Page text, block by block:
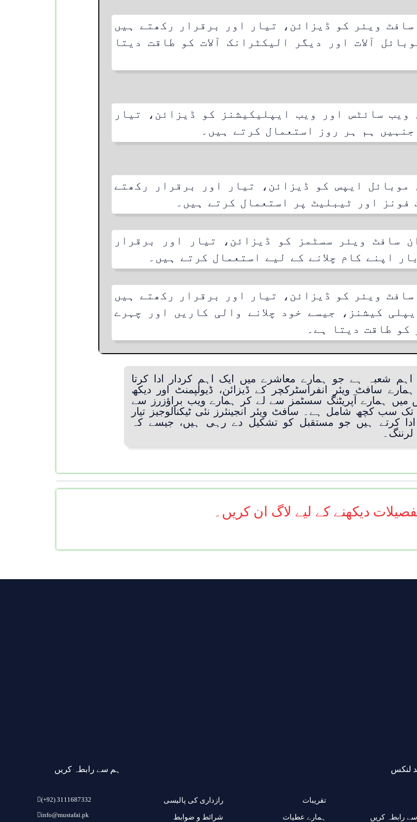
ویئر کو ڈیزائن، تیار اور برقرار رکھتے ہیں
آلات اور دیگر الیکٹرانک آلات کو طاقت دیتا
سائٹس اور ویب ایپلیکیشنز کو ڈیزائن، تیار
ہم ہر روز استعمال کرتے ہیں۔
موبائل ایپس کو ڈیزائن، تیار اور برقرار رکھتے
فونز اور ٹیبلیٹ پر استعمال کرتے ہیں۔
سافٹ ویئر سسٹمز کو ڈیزائن، تیار اور برقرار
اپنے کام چلانے کے لیے استعمال کرتے ہیں۔
ویئر کو ڈیزائن، تیار اور برقرار رکھتے ہیں
کیشنز، جیسے خود چلانے والی کاریں اور چہرے
کو طاقت دیتا ہے۔
اہم شعبہ ہے جو ہمارے معاشرے میں ایک اہم کردار ادا کرتا
سافٹ ویئر انفراسٹرکچر کے ڈیزائن، ڈیولپمنٹ اور دیکھ
میں ہمارے آپریٹنگ سسٹمز سے لے کر ہمارے ویب براؤزرز سے
سب کچھ شامل ہے۔ سافٹ ویئر انجینئرز نئی ٹیکنالوجیز تیار
ادا کرتے ہیں جو مستقبل کو تشکیل دے رہی ہیں، جیسے کہ
دیکھنے کے لیے لاگ ان کریں۔
لنکس
رابطہ کریں
تقریبات
ہمارے عطیات
رازداری کی پالیسی
شرائط و ضوابط
ہم سے رابطہ کریں
(+92) 3111687332
info@mustafai.pk